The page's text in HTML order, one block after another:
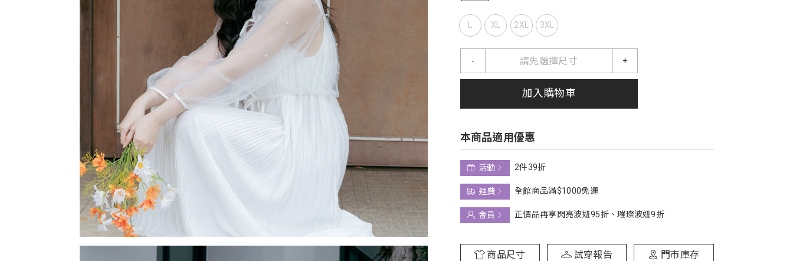
L XL 2XL 3XL
請先選擇尺寸
- +
加入購物車
本商品適用優惠
活動
2件39折
運費
全館商品滿$1000免運
會員
正價品再享閃亮波妞95折、璀璨波妞9折
商品尺寸 試穿報告 門市庫存